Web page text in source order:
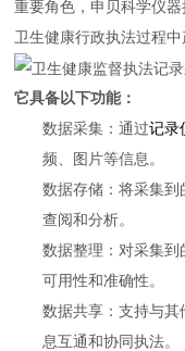
重要角色，申贝科学仪
卫生健康行政执法过程中
它具备以下功能：
数据采集：通过记录
频、图片等信息。
数据存储：将采集
查阅和分析。
数据整理：对采集
可用性和准确性。
数据共享：支持与
息互通和协同执法。